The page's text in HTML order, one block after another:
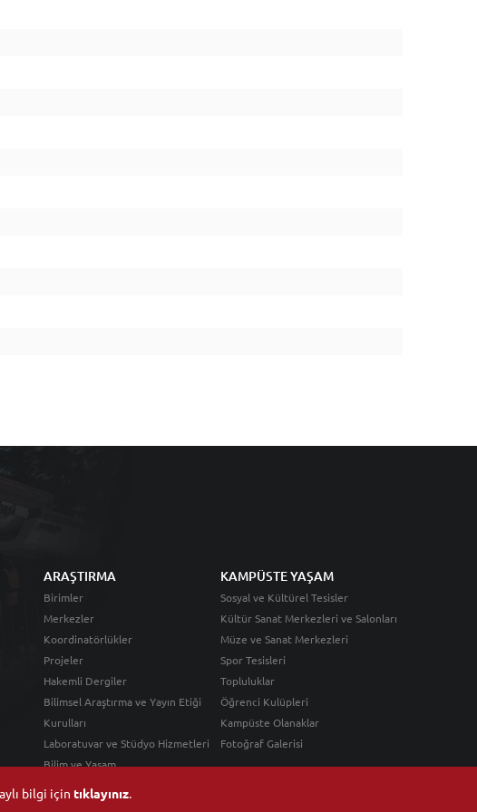
bilgi için tıklayınız.
ARAŞTIRMA
Birimler
Merkezler
Koordinatörlükler
Projeler
Hakemli Dergiler
Bilimsel Araştırma ve Yayın Etiği
Kurulları
Laboratuvar ve Stüdyo Hizmetleri
Bilim ve Yaşam
KAMPÜSTE YAŞAM
Sosyal ve Kültürel Tesisler
Kültür Sanat Merkezleri ve Salonları
Müze ve Sanat Merkezleri
Spor Tesisleri
Topluluklar
Öğrenci Kulüpleri
Kampüste Olanaklar
Fotoğraf Galerisi